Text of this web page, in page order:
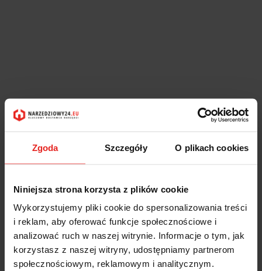
Zgoda Szczegóły O plikach cookies
Niniejsza strona korzysta z plików cookie
Wykorzystujemy pliki cookie do spersonalizowania treści
i reklam, aby oferować funkcje społecznościowe i
analizować ruch w naszej witrynie. Informacje o tym, jak
korzystasz z naszej witryny, udostępniamy partnerom
społecznościowym, reklamowym i analitycznym.